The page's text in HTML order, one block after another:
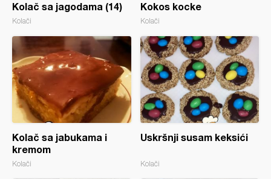
Kolač sa jagodama (14)
Kolači
Kokos kocke
Kolači
Kolač sa jabukama i
kremom
Kolači
Uskršnji susam keksići
Kolači